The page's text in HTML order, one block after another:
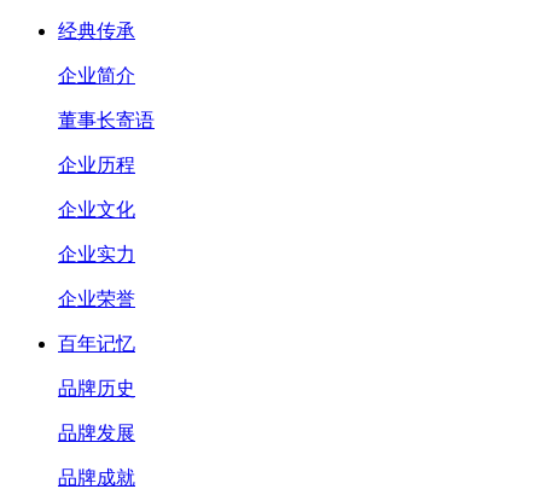
经典传承
企业简介
董事长寄语
企业历程
企业文化
企业实力
企业荣誉
百年记忆
品牌历史
品牌发展
品牌成就